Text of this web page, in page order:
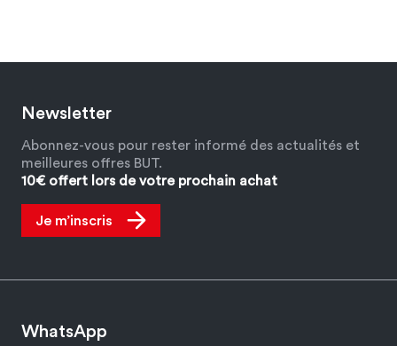
Newsletter
Abonnez-vous pour rester informé des actualités et
meilleures offres BUT.
10€ offert lors de votre prochain achat
Je m’inscris
WhatsApp